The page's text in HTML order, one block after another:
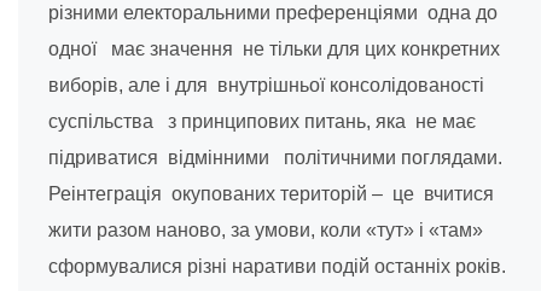
різними електоральними преференціями одна до
одної має значення не тільки для цих конкретних
виборів, але і для внутрішньої консолідованості
суспільства з принципових питань, яка не має
підриватися відмінними політичними поглядами.
Реінтеграція окупованих територій – це вчитися
жити разом наново, за умови, коли «тут» і «там»
сформувалися різні наративи подій останніх років.